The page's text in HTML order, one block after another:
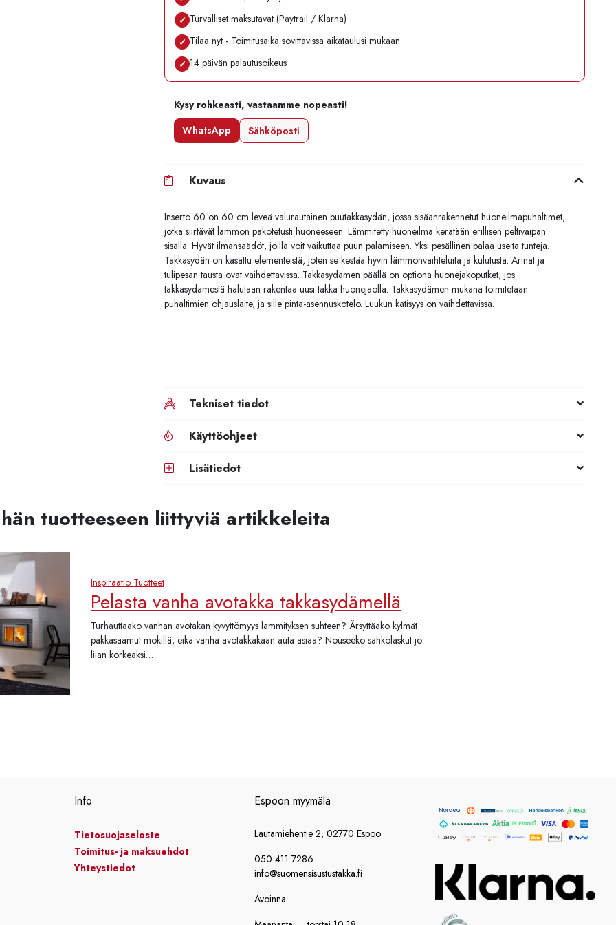
✓ Turvalliset maksutavat (Paytrail / Klarna)
✓ Tilaa nyt - Toimitusaika sovittavissa aikataulusi mukaan
✓ 14 päivän palautusoikeus
Kysy rohkeasti, vastaamme nopeasti!
WhatsApp
Sähköposti
Kuvaus
Inserto 60 on 60 cm leveä valurautainen puutakkasydän, jossa sisäänrakennetut huoneilmapuhaltimet,
jotka siirtävät lämmön pakotetusti huoneeseen. Lämmitetty huoneilma kerätään erillisen peltivaipan
sisällä. Hyvät ilmansäädöt, joilla voit vaikuttaa puun palamiseen. Yksi pesällinen palaa useita tunteja.
Takkasydän on kasattu elementeistä, joten se kestää hyvin lämmönvaihteluita ja kulutusta. Arinat ja
tulipesän tausta ovat vaihdettavissa. Takkasydämen päällä on optiona huonejakoputket, jos
takkasydämestä halutaan rakentaa uusi takka huonejaolla. Takkasydämen mukana toimitetaan
puhaltimien ohjauslaite, ja sille pinta-asennuskotelo. Luukun kätisyys on vaihdettavissa.
Tekniset tiedot
Käyttöohjeet
Lisätiedot
tuotteeseen liittyviä artikkeleita
Inspiraatio Tuotteet
Pelasta vanha avotakka takkasydämellä
Turhauttaako vanhan avotakan kyvyttömyys lämmityksen suhteen? Ärsyttääkö kylmät
pakkasaamut mökillä, eikä vanha avotakkakaan auta asiaa? Nouseeko sähkölaskut jo
liian korkeaksi…
Info
Tietosuojaseloste
Toimitus- ja maksuehdot
Yhteystiedot
Espoon myymälä
Lautamiehentie 2, 02770 Espoo
050 411 7286
info@suomensisustustakka.fi
Avoinna